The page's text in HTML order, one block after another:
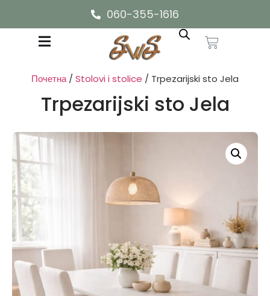
060-355-1616
Почетна/Stolovi i stolice / Trpezarijski sto Jela
Trpezarijski sto Jela